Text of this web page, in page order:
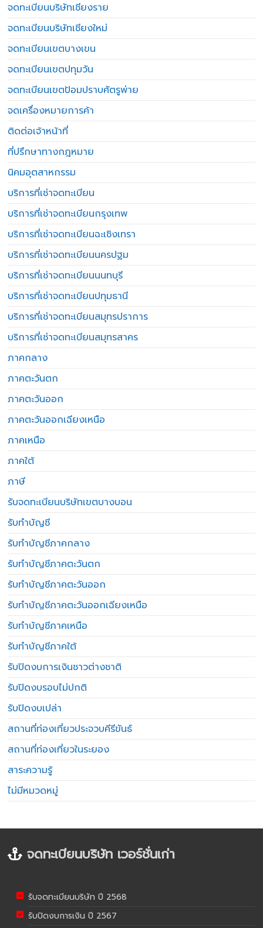
จดทะเบียนบริษัทเชียงราย
จดทะเบียนบริษัทเชียงใหม่
จดทะเบียนเขตบางเขน
จดทะเบียนเขตปทุมวัน
จดทะเบียนเขตป้อมปราบศัตรูพ่าย
จดเครื่องหมายการค้า
ติดต่อเจ้าหน้าที่
ที่ปรึกษาทางกฎหมาย
นิคมอุตสาหกรรม
บริการที่เช่าจดทะเบียน
บริการที่เช่าจดทะเบียนกรุงเทพ
บริการที่เช่าจดทะเบียนฉะเชิงเทรา
บริการที่เช่าจดทะเบียนนครปฐม
บริการที่เช่าจดทะเบียนนนทบุรี
บริการที่เช่าจดทะเบียนปทุมธานี
บริการที่เช่าจดทะเบียนสมุทรปราการ
บริการที่เช่าจดทะเบียนสมุทรสาคร
ภาคกลาง
ภาคตะวันตก
ภาคตะวันออก
ภาคตะวันออกเฉียงเหนือ
ภาคเหนือ
ภาคใต้
ภาษี
รับจดทะเบียนบริษัทเขตบางบอน
รับทำบัญชี
รับทำบัญชีภาคกลาง
รับทำบัญชีภาคตะวันตก
รับทำบัญชีภาคตะวันออก
รับทำบัญชีภาคตะวันออกเฉียงเหนือ
รับทำบัญชีภาคเหนือ
รับทำบัญชีภาคใต้
รับปิดงบการเงินชาวต่างชาติ
รับปิดงบรอบไม่ปกติ
รับปิดงบเปล่า
สถานที่ท่องเที่ยวประจวบคีรีขันธ์
สถานที่ท่องเที่ยวในระยอง
สาระความรู้
ไม่มีหมวดหมู่
จดทะเบียนบริษัท เวอร์ชั่นเก่า
รับจดทะเบียนบริษัท ปี 2568
รับปิดงบการเงิน ปี 2567